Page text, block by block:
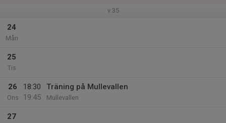
v.35
24
Mån
25
Tis
26
Ons
18:30
19:45
Träning på Mullevallen
Mullevallen
27